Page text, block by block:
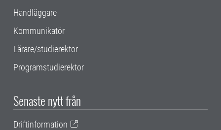
Handläggare
Kommunikatör
Lärare/studierektor
Programstudierektor
Senaste nytt från
Driftinformation